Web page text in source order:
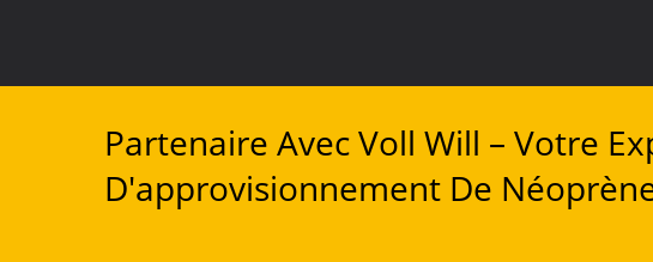
Partenaire Avec Voll Will – Votre
D'approvisionnement De